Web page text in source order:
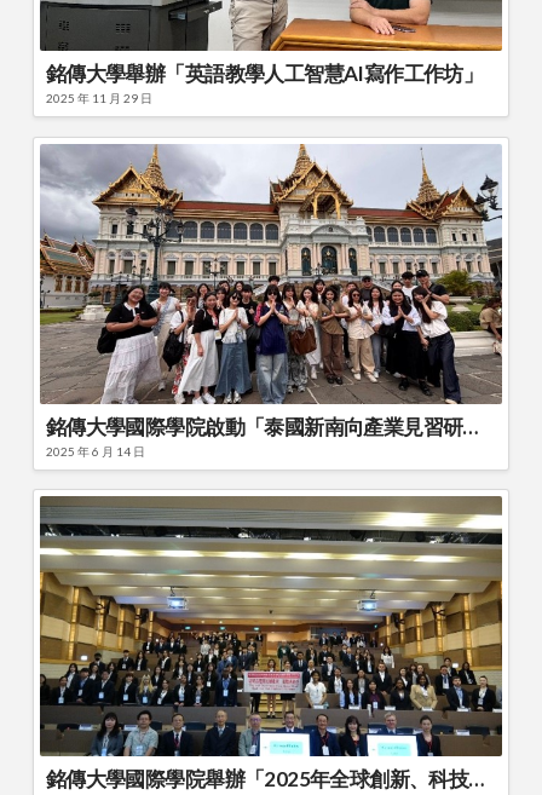
銘傳大學舉辦「英語教學人工智慧AI寫作工作坊」
2025 年 11 月 29 日
銘傳大學國際學院啟動「泰國新南向產業見習研討會計畫」
2025 年 6 月 14 日
銘傳大學國際學院舉辦「2025年全球創新、科技與管理國際研討會」專題演講